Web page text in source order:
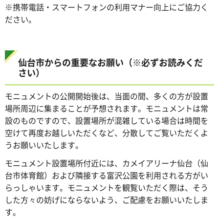
※携帯電話・スマートフォンの利用マナー向上にご協力く
ださい。
仙台市からの重要なお願い（※必ずお読みくだ
さい）
モニュメントの公開開始後は、当面の間、多くの方が設置
場所周辺に集まることが予想されます。モニュメントは常
設のものですので、設置場所が混雑している場合は時間を
空けて再度お越しいただくなど、分散してご覧いただくよ
うお願いいたします。
モニュメント設置場所付近には、カメイアリーナ仙台（仙
台市体育館）および隣接する富沢公園を利用される方がい
らっしゃいます。モニュメントを観覧いただく際は、そう
した方々の妨げにならないよう、ご配慮をお願いいたしま
す。